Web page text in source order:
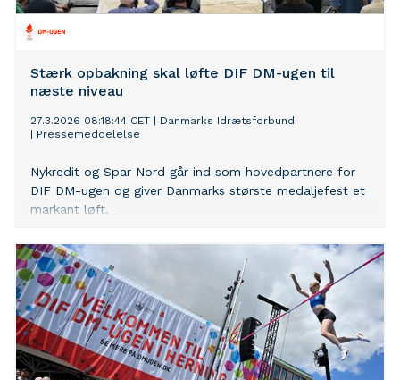
Stærk opbakning skal løfte DIF DM-ugen til
næste niveau
27.3.2026 08:18:44 CET
Danmarks Idrætsforbund
Pressemeddelelse
Nykredit og Spar Nord går ind som hovedpartnere for
DIF DM-ugen og giver Danmarks største medaljefest et
markant løft.